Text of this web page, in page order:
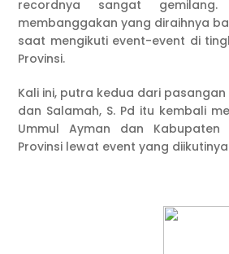
recordnya sangat gemilang.
membanggakan yang diraihnya
saat mengikuti event-event di
Provinsi.
Kali ini, putra kedua dari pasangan
dan Salamah, S. Pd itu kembali
Ummul Ayman dan
Provinsi lewat event yang